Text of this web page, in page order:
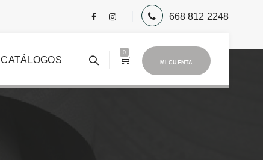
668 812 2248
MI CUENTA
0
CATÁLOGOS